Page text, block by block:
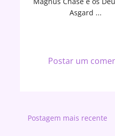
Asgard ...
Postar um
Postagem mais recente